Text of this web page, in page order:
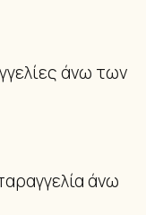
άνω των
άνω